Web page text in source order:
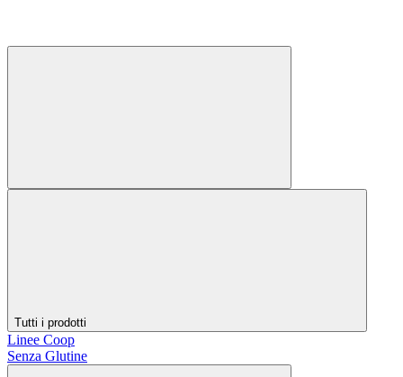
Tutti i prodotti
Linee Coop
Senza Glutine